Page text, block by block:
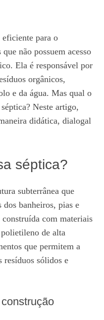
eficiente para o
não possuem acesso
Ela é responsável por
orgânicos,
e da água. Mas qual o
Neste artigo,
didática, dialogal
séptica?
subterrânea que
dos banheiros, pias e
com materiais
de alta
que permitem a
resíduos sólidos e